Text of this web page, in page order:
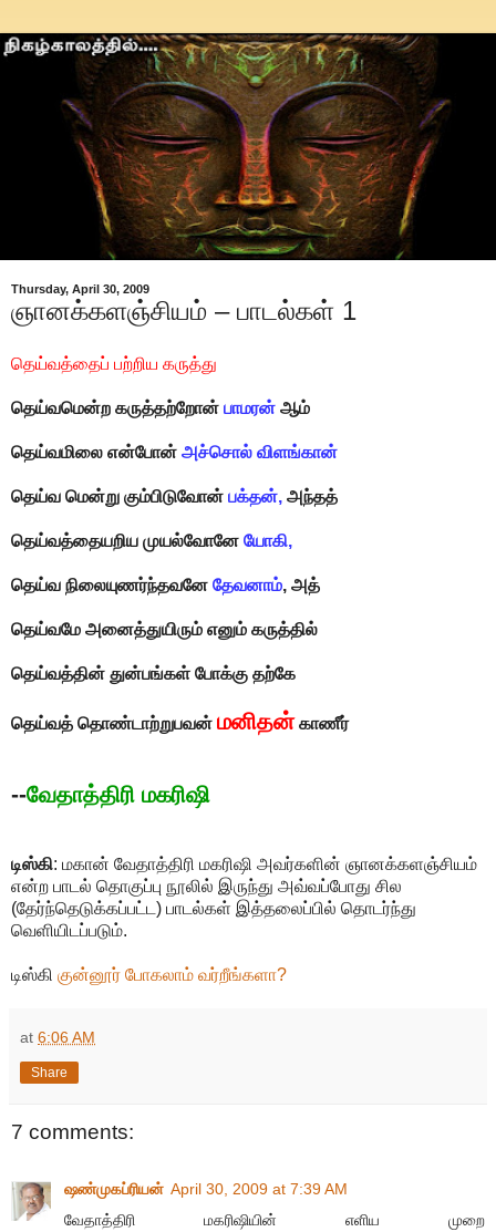
Thursday, April 30, 2009
ஞானக்களஞ்சியம் – பாடல்கள் 1
தெய்வத்தைப் பற்றிய கருத்து
தெய்வமென்ற கருத்தற்றோன் பாமரன் ஆம்
தெய்வமிலை என்போன் அச்சொல் விளங்கான்
தெய்வ மென்று கும்பிடுவோன் பக்தன், அந்தத்
தெய்வத்தையறிய முயல்வோனே யோகி,
தெய்வ நிலையுணர்ந்தவனே தேவனாம், அத்
தெய்வமே அனைத்துயிரும் எனும் கருத்தில்
தெய்வத்தின் துன்பங்கள் போக்கு தற்கே
தெய்வத் தொண்டாற்றுபவன் மனிதன்காணீர்
--வேதாத்திரி மகரிஷி
டிஸ்கி: மகான் வேதாத்திரி மகரிஷி அவர்களின் ஞானக்களஞ்சியம்
என்ற பாடல் தொகுப்பு நூலில் இருந்து அவ்வப்போது சில
(தேர்ந்தெடுக்கப்பட்ட) பாடல்கள் இத்தலைப்பில் தொடர்ந்து
வெளியிடப்படும்.
டிஸ்கி குன்னூர் போகலாம் வர்றீங்களா?
at 6:06 AM
Share
7 comments:
ஷண்முகப்ரியன் April 30, 2009 at 7:39 AM
வேதாத்திரி மகரிஷியின் எளிய முறை